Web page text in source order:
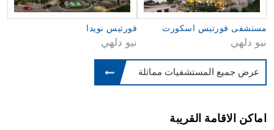
مستشفى فورتيس اسكورت
نيو دلهي
فورتيس نويدا
نيو دلهي
عرض جميع المستشفيات مماثلة
اماكن الاقامة القريبة